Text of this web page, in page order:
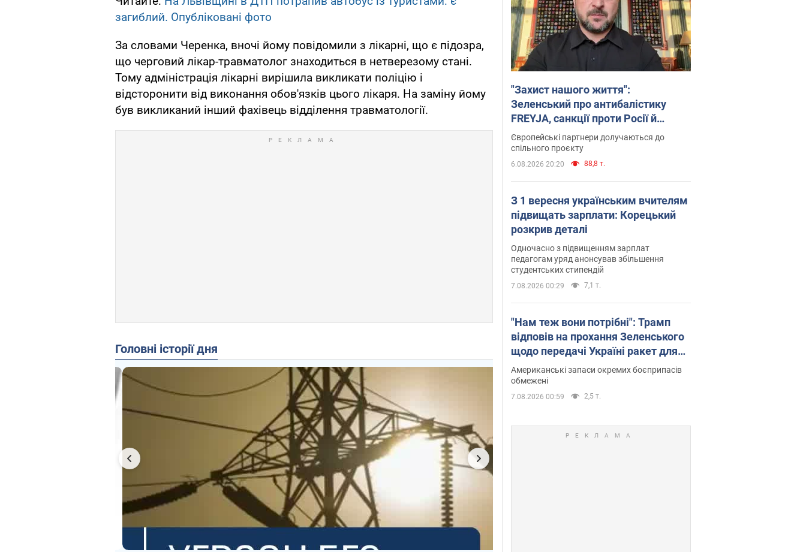
загиблий. Опубліковані фото
За словами Черенка, вночі йому повідомили з лікарні, що є підозра,
що черговий лікар-травматолог знаходиться в нетверезому стані.
Тому адміністрація лікарні вирішила викликати поліцію і
відсторонити від виконання обов'язків цього лікаря. На заміну йому
був викликаний інший фахівець відділення травматології.
Головні історії дня
"Захист нашого життя":
Зеленський про антибалістику
FREYJA, санкції проти Росії й
підтримку аграріїв. Відео
Європейські партнери долучаються до
спільного проєкту
6.08.2026 20:20 88,8 т.
З 1 вересня українським вчителям
підвищать зарплати: Корецький
розкрив деталі
Одночасно з підвищенням зарплат
педагогам уряд анонсував збільшення
студентських стипендій
7.08.2026 00:29 7,1 т.
"Нам теж вони потрібні": Трамп
відповів на прохання Зеленського
щодо передачі Україні ракет для
Patriot
Американські запаси окремих боєприпасів
обмежені
7.08.2026 00:59 2,5 т.